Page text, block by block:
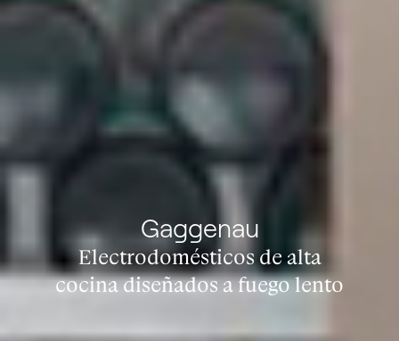
Gaggenau
Electrodomésticos de alta
cocina diseñados a fuego lento